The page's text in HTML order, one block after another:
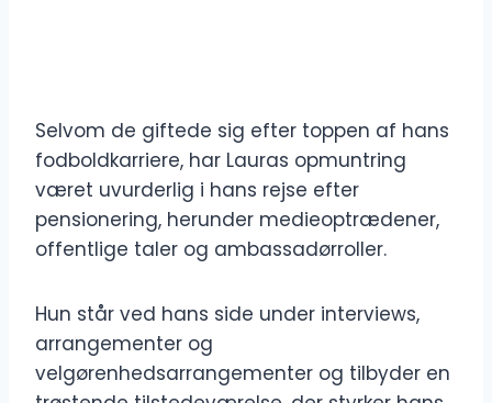
Selvom de giftede sig efter toppen af hans
fodboldkarriere, har Lauras opmuntring
været uvurderlig i hans rejse efter
pensionering, herunder medieoptrædener,
offentlige taler og ambassadørroller.
Hun står ved hans side under interviews,
arrangementer og
velgørenhedsarrangementer og tilbyder en